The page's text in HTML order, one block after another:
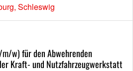
Schleswig
w) für den Abwehrenden
Kraft- und Nutzfahrzeugwerkstatt